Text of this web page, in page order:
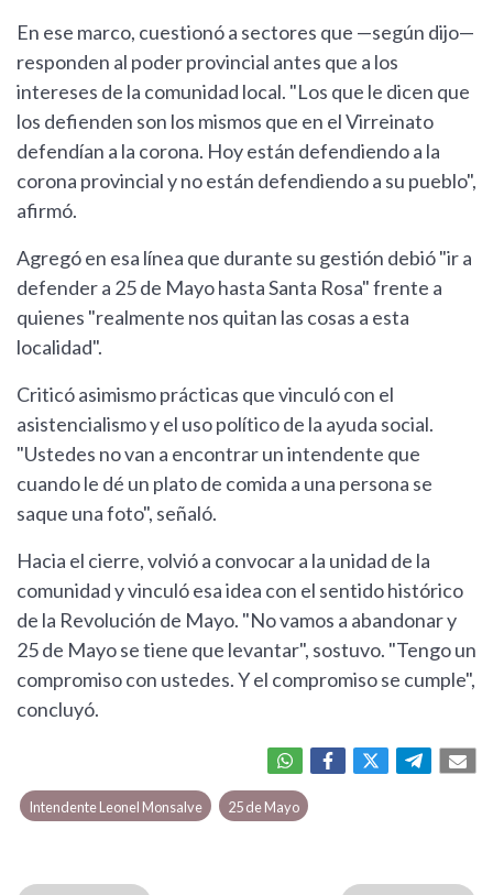
En ese marco, cuestionó a sectores que —según dijo—
responden al poder provincial antes que a los
intereses de la comunidad local. "Los que le dicen que
los defienden son los mismos que en el Virreinato
defendían a la corona. Hoy están defendiendo a la
corona provincial y no están defendiendo a su pueblo",
afirmó.
Agregó en esa línea que durante su gestión debió "ir a
defender a 25 de Mayo hasta Santa Rosa" frente a
quienes "realmente nos quitan las cosas a esta
localidad".
Criticó asimismo prácticas que vinculó con el
asistencialismo y el uso político de la ayuda social.
"Ustedes no van a encontrar un intendente que
cuando le dé un plato de comida a una persona se
saque una foto", señaló.
Hacia el cierre, volvió a convocar a la unidad de la
comunidad y vinculó esa idea con el sentido histórico
de la Revolución de Mayo. "No vamos a abandonar y
25 de Mayo se tiene que levantar", sostuvo. "Tengo un
compromiso con ustedes. Y el compromiso se cumple",
concluyó.
Intendente Leonel Monsalve 25 de Mayo